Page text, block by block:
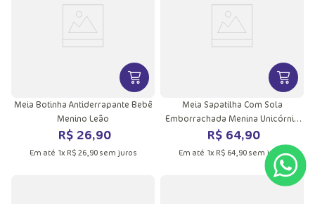
VER MAIS INFORMAÇÕES DO
Meia Botinha Antiderrapante Bebê
Menino Leão
R$ 26,90
Em até 1x R$ 26,90sem juros
VER
Meia Sapatilha Com Sola
Emborrachada Menina Unicórnio
Encantado
R$ 64,90
Em até 1x R$ 64,90sem juros